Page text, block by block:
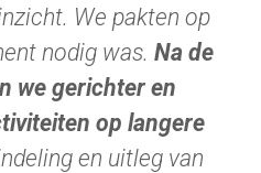
We pakten op
nodig was. Na de
we gerichter en
op langere
en uitleg van